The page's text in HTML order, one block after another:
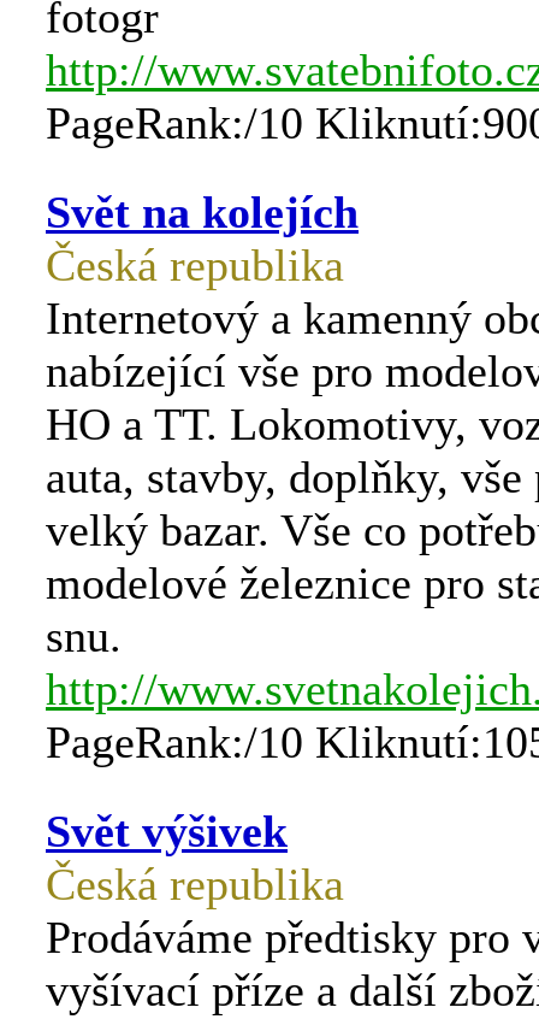
fotogr
http://
PageRank:/10
Svět na kolejích
Česká republika
Internetový a kamenný
nabízející vše pro
HO a TT. Lokomotivy,
auta, stavby, doplňky,
velký bazar. Vše co
modelové železnice pro
snu.
http://
PageRank:/10
Svět výšivek
Česká republika
Prodáváme předtisky pro
vyšívací příze a další